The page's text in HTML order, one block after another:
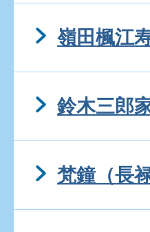
嶺田楓江
鈴木三郎
梵鐘（長